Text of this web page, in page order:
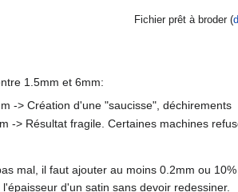
Fichier prêt à broder (
1.5mm et 6mm:
-> Création d'une "saucisse", déchirements
-> Résultat fragile. Certaines machines
mal, il faut ajouter au moins 0.2mm ou
d'un satin sans devoir redessiner.